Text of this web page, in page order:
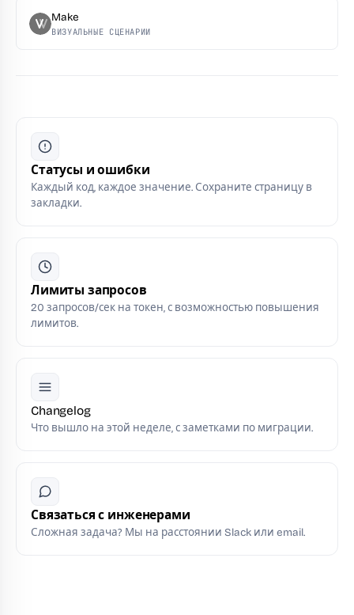
Make
ВИЗУАЛЬНЫЕ СЦЕНАРИИ
Статусы и ошибки
Каждый код, каждое значение. Сохраните страницу в
закладки.
Лимиты запросов
20 запросов/сек на токен, с возможностью повышения
лимитов.
Changelog
Что вышло на этой неделе, с заметками по миграции.
Связаться с инженерами
Сложная задача? Мы на расстоянии Slack или email.